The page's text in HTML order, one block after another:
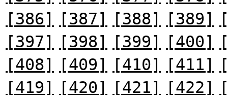
[386]
[387] [388] [389]
[397]
[398] [399] [400]
[408]
[409] [410] [411]
[419]
[420] [421] [422]